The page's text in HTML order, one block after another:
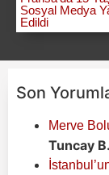
Sosyal Medya
Edildi
Son
Merve
Tuncay B.